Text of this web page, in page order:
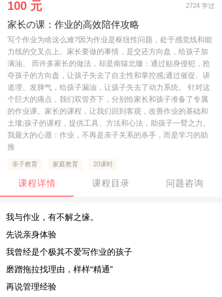
100 元 2724 学过
家长の课：作业的高效陪伴攻略
写个作业为啥这么难?因为作业是枢纽性问题，处于感觉线和能
力线的交叉点上。家长要做的事情，是交还方向盘，给孩子加
满油。 而许多家长的做法，却是南辕北辙：通过贴身侵犯，抢
夺孩子的方向盘，让孩子失去了自主性和掌控感;通过催促、讲
道理、发脾气，给孩子漏油，让孩子失去了动力系统。 针对这
个巨大的痛点，我们双管齐下，分别给家长和孩子准备了专属
的作业课。家长的课程，让我们回到客观，改善作业的基础和
土壤;孩子的课程，提供工具、方法和心法，助孩子一臂之力。
我最大的心愿：作业，不再是亲子关系的杀手，而是学习的助
推
亲子教育 家庭教育 20课时
课程详情 课程目录 问题咨询
我与作业，有不解之缘。
先说亲身体验
我曾经是个极其不爱写作业的孩子
磨蹭拖拉找理由，样样“精通”
再说管理经验